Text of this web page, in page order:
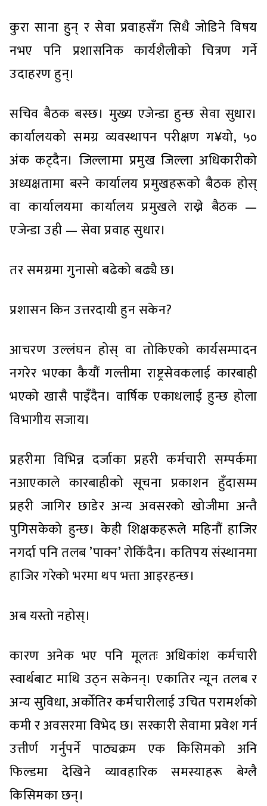
कुरा साना हुन् र सेवा प्रवाहसँग सिधै जोडिने विषय
नभए पनि प्रशासनिक कार्यशैलीको चित्रण गर्ने
उदाहरण हुन्।
सचिव बैठक बस्छ। मुख्य एजेन्डा हुन्छ सेवा सुधार।
कार्यालयको समग्र व्यवस्थापन परीक्षण ग¥यो, ५०
अंक कट्दैन। जिल्लामा प्रमुख जिल्ला अधिकारीको
अध्यक्षतामा बस्ने कार्यालय प्रमुखहरूको बैठक होस्
वा कार्यालयमा कार्यालय प्रमुखले राख्ने बैठक —
एजेन्डा उही — सेवा प्रवाह सुधार।
तर समग्रमा गुनासो बढेको बढ्यै छ।
प्रशासन किन उत्तरदायी हुन सकेन?
आचरण उल्लंघन होस् वा तोकिएको कार्यसम्पादन
नगरेर भएका कैयौं गल्तीमा राष्ट्रसेवकलाई कारबाही
भएको खासै पाइँदैन। वार्षिक एकाधलाई हुन्छ होला
विभागीय सजाय।
प्रहरीमा विभिन्न दर्जाका प्रहरी कर्मचारी सम्पर्कमा
नआएकाले कारबाहीको सूचना प्रकाशन हुँदासम्म
प्रहरी जागिर छाडेर अन्य अवसरको खोजीमा अन्तै
पुगिसकेको हुन्छ। केही शिक्षकहरूले महिनौं हाजिर
नगर्दा पनि तलब ’पाक्न’ रोकिँदैन। कतिपय संस्थानमा
हाजिर गरेको भरमा थप भत्ता आइरहन्छ।
अब यस्तो नहोस्।
कारण अनेक भए पनि मूलतः अधिकांश कर्मचारी
स्वार्थबाट माथि उठ्न सकेनन्। एकातिर न्यून तलब र
अन्य सुविधा, अर्कोतिर कर्मचारीलाई उचित परामर्शको
कमी र अवसरमा विभेद छ। सरकारी सेवामा प्रवेश गर्न
उत्तीर्ण गर्नुपर्ने पाठ्यक्रम एक किसिमको अनि
फिल्डमा देखिने व्यावहारिक समस्याहरू बेग्लै
किसिमका छन्।